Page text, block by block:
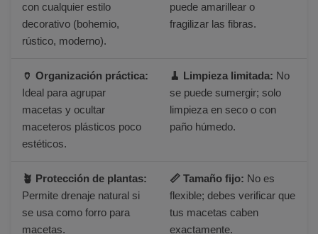
con cualquier estilo
decorativo (bohemio,
rústico, moderno).
puede amarillear o
fragilizar las fibras.
🏺 Organización práctica:
Ideal para agrupar
macetas y ocultar
maceteros plásticos poco
estéticos.
🧹 Limpieza limitada: No
se puede sumergir; solo
limpieza en seco o con
paño húmedo.
🪴 Protección de plantas:
Permite drenaje natural si
se usa como forro para
macetas.
📏 Tamaño fijo: No es
flexible; debes verificar que
tus macetas caben
exactamente.